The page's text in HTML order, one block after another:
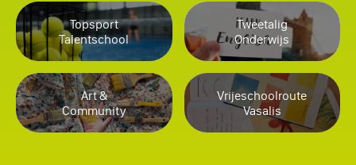
Topsport
Talentschool
Tweetalig
Onderwijs
Art &
Community
Vrijeschoolroute
Vasalis